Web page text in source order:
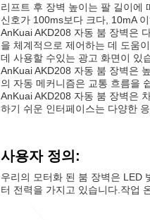
리프트 후 장벽 높이는 팔 길이에
신호가 100ms보다 크다, 10mA
AnKuai AKD208 자동 붐 장벽은
을 체계적으로 제어하는 데 도움
데 사용할 수있는 광고 화면이 있
AnKuai AKD208 자동 붐 장벽은
의 자동 메커니즘은 교통 흐름을
AnKuai AKD208 자동 붐 장벽은
하기 쉬운 인터페이스는 다양한
사용자 정의:
우리의 모터화 된 붐 장벽은 LED
터 전력을 가지고 있습니다.작업